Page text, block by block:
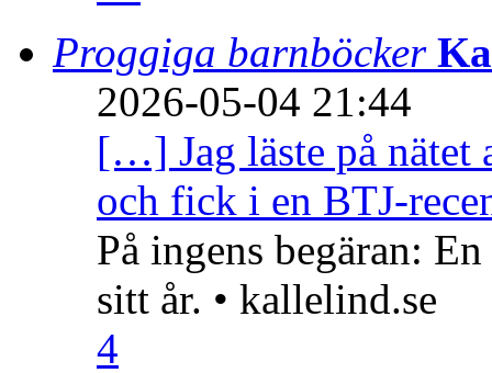
Proggiga barnböcker
2026-05-04 21:44
[…] Jag läste på nätet
och fick i en BTJ-
På ingens begäran:
sitt år. • kallelind.se
4